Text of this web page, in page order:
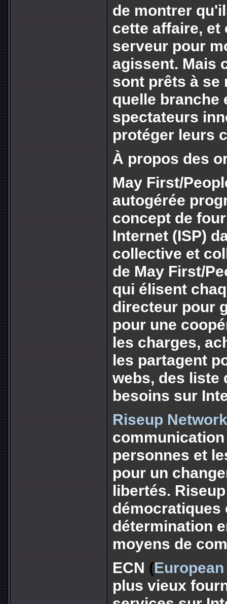
de montrer
cette affaire,
serveur pour
agissent. Mais
sont prêts à se
quelle branche
spectateurs
protéger leurs
À propos des
May First/
autogérée
concept de
Internet (ISP)
collective et
de May First/
qui élisent
directeur pour
pour une
les charges,
les partagent
webs, des liste
besoins sur
Riseup
personnes et
pour un
libertés.
démocratiques
détermination
moyens de
ECN (
plus vieux